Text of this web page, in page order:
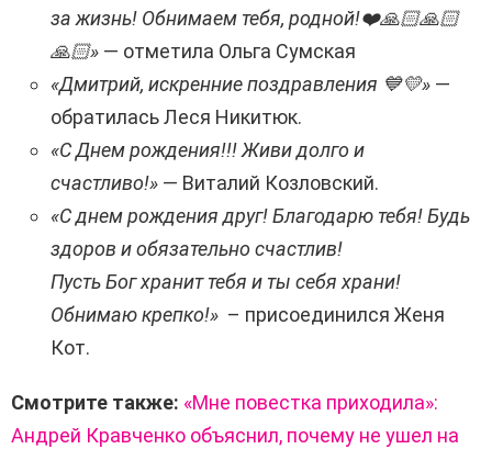
за жизнь! Обнимаем тебя, родной!❤️🙏🏻🙏🏻
🙏🏻» — отметила Ольга Сумская
«Дмитрий, искренние поздравления 💙💛» —
обратилась Леся Никитюк.
«С Днем рождения!!! Живи долго и
счастливо!» — Виталий Козловский.
«С днем ​​рождения друг! Благодарю тебя! Будь
здоров и обязательно счастлив!
Пусть Бог хранит тебя и ты себя храни!
Обнимаю крепко!» – присоединился Женя
Кот.
Смотрите также: «Мне повестка приходила»:
Андрей Кравченко объяснил, почему не ушел на